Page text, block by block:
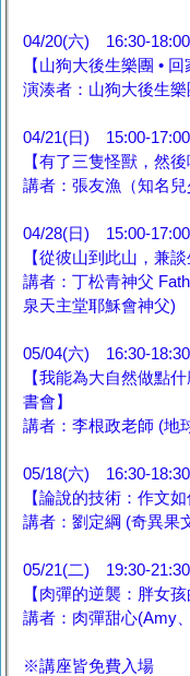
04/20(六) 16:30-18:00
【山狗大後生樂團 •
04/21(日) 15:00-17:00
【有了三隻怪獸，然
講者：張友漁（知名兒
04/28(日) 15:00-17:00
【從彼山到此山，兼
講者：丁松青神父
泉天主堂耶穌會神父)
05/04(六) 16:30-18:30
【我能為大自然做點
書會】
講者：李根政老師 (地
05/18(六) 16:30-18:30
【論說的技術：作文
講者：劉定綱 (奇異果
05/21(二) 19:30-21:30
【肉彈的逆襲：胖女孩
講者：肉彈甜心(Amy
※講座皆免費入場